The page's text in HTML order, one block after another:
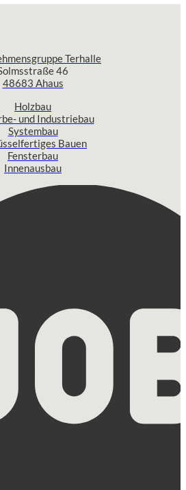
Terhalle
46
48683 Ahaus
Holzbau
und Industriebau
Systembau
Bauen
Fensterbau
Innenausbau